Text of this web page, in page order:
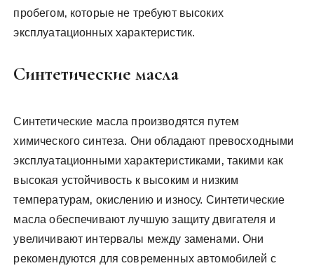
пробегом‚ которые не требуют высоких
эксплуатационных характеристик.
Синтетические масла
Синтетические масла производятся путем
химического синтеза. Они обладают превосходными
эксплуатационными характеристиками‚ такими как
высокая устойчивость к высоким и низким
температурам‚ окислению и износу. Синтетические
масла обеспечивают лучшую защиту двигателя и
увеличивают интервалы между заменами. Они
рекомендуются для современных автомобилей с